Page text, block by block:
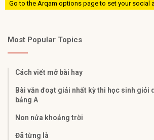
Go to the Arqam options page to set your social
Most Popular Topics
Cách viết mở bài hay
Bài văn đoạt giải nhất kỳ thi học sinh giỏi
bảng A
Non nửa khoảng trời
Đã từng là